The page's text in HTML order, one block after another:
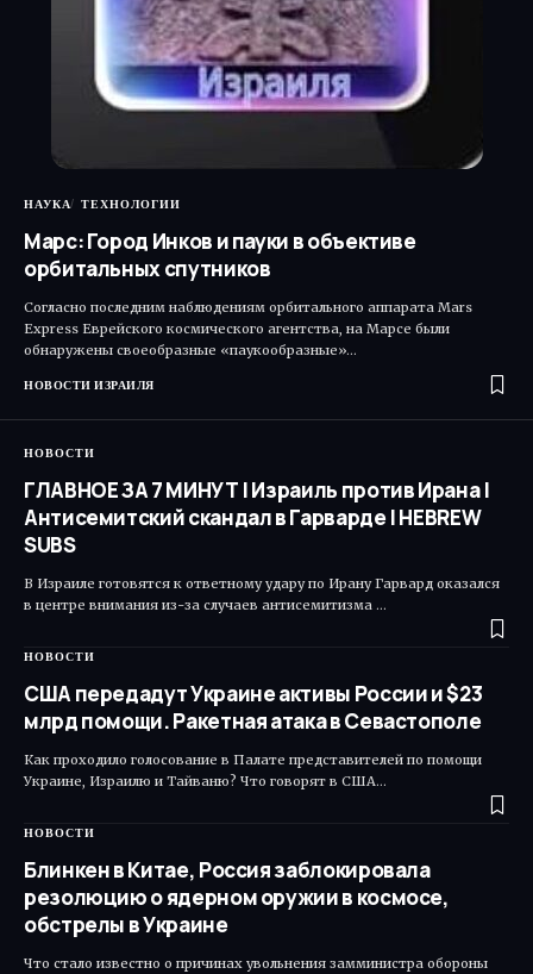
НАУКА ТЕХНОЛОГИИ
Марс: Город Инков и пауки в объективе
орбитальных спутников
Согласно последним наблюдениям орбитального аппарата Mars
Express Еврейского космического агентства, на Марсе были
обнаружены своеобразные «паукообразные»…
НОВОСТИ ИЗРАИЛЯ
НОВОСТИ
ГЛАВНОЕ ЗА 7 МИНУТ | Израиль против Ирана |
Антисемитский скандал в Гарварде | HEBREW
SUBS
В Израиле готовятся к ответному удару по Ирану Гарвард оказался
в центре внимания из-за случаев антисемитизма …
НОВОСТИ
США передадут Украине активы России и $23
млрд помощи. Ракетная атака в Севастополе
Как проходило голосование в Палате представителей по помощи
Украине, Израилю и Тайваню? Что говорят в США…
НОВОСТИ
Блинкен в Китае, Россия заблокировала
резолюцию о ядерном оружии в космосе,
обстрелы в Украине
Что стало известно о причинах увольнения замминистра обороны